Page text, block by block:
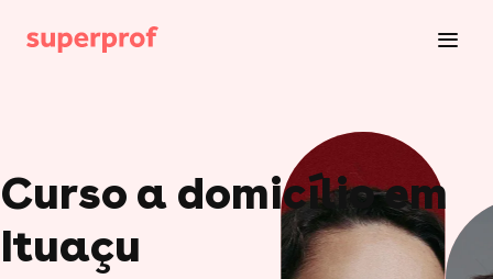
Curso a domicílio em
Ituaçu